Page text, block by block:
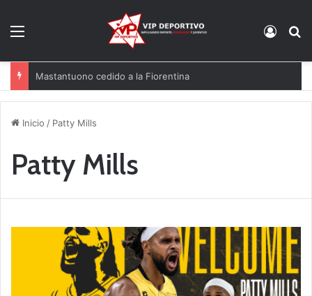
Mastantuono cedido a la Fiorentina
Inicio / Patty Mills
Patty Mills